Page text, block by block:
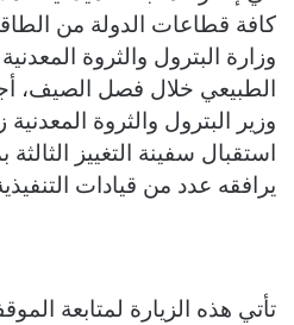
كافة قطاعات الدولة من
وزارة البترول والثروة
الطبيعي خلال فصل الصيف،
وزير البترول والثروة
استقبال سفينة التغييز الثالثة
يرافقه عدد من قيادات
تأتي هذه الزيارة لمتابعة